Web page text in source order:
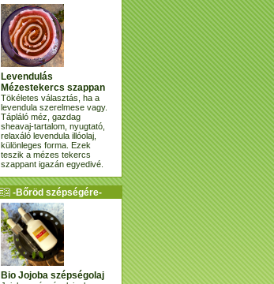
Levendulás
Mézestekercs szappan
Tökéletes választás, ha a
levendula szerelmese vagy.
Tápláló méz, gazdag
sheavaj-tartalom, nyugtató,
relaxáló levendula illóolaj,
különleges forma. Ezek
teszik a mézes tekercs
szappant igazán egyedivé.
-Bőröd szépségére-
Bio Jojoba szépségolaj